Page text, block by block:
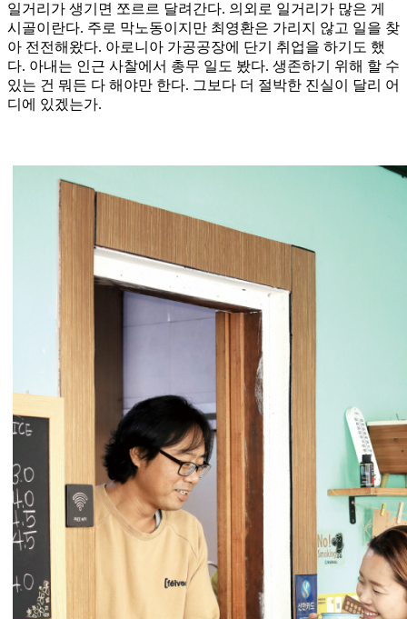
일거리가 생기면 쪼르르 달려간다. 의외로 일거리가 많은 게
시골이란다. 주로 막노동이지만 최영환은 가리지 않고 일을 찾
아 전전해왔다. 아로니아 가공공장에 단기 취업을 하기도 했
다. 아내는 인근 사찰에서 총무 일도 봤다. 생존하기 위해 할 수
있는 건 뭐든 다 해야만 한다. 그보다 더 절박한 진실이 달리 어
디에 있겠는가.